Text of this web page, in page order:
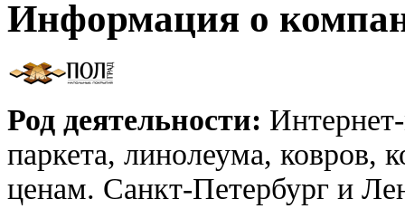
Информация о
Род деятельности:
паркета, линолеума, ковров,
ценам. Санкт-Петербург и